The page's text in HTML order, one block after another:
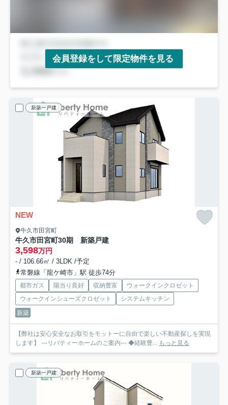
会員登録をして限定物件を見る
新築一戸建
NEW
牛久市田宮町
牛久市田宮町30期 新築戸建
3,598万円
- / 106.66㎡ / 3LDK /予定
常磐線「龍ケ崎市」駅 徒歩74分
都市ガス 陽当り良好 収納豊富
ウォークインクロゼット
ウォークインシューズクロゼット
システムキッチン
新築
【弊社は安心安全なお取引をモットーに自由で楽しい不動産探しを実現
します】 ---リバティーホームのご案内--- ◆経験豊... もっと見る
新築一戸建